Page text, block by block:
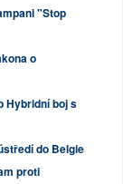
"Stop
o
Hybridní boj s
do Belgie
proti